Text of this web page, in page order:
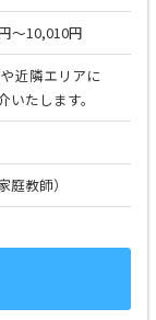
～10,010円
近隣エリアに
たします。
教師）